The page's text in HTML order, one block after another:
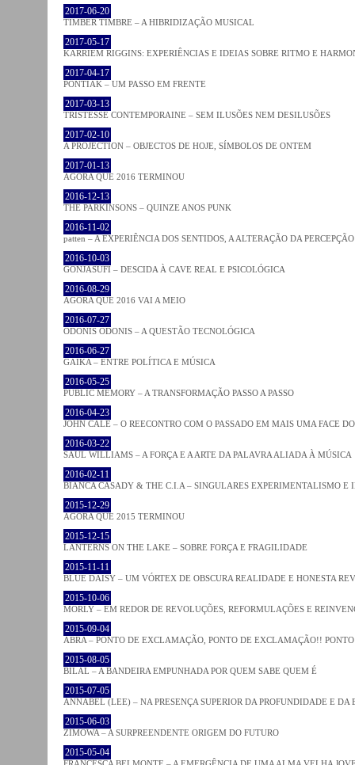
2017-06-20
TIMBER TIMBRE – A HIBRIDIZAÇÃO MUSICAL
2017-05-17
KARRIEM RIGGINS: EXPERIÊNCIAS E IDEIAS SOBRE RITMO E
2017-04-17
PONTIAK – UM PASSO EM FRENTE
2017-03-13
TRISTESSE CONTEMPORAINE – SEM ILUSÕES NEM DESILUSÕES
2017-02-10
A PROJECTION – OBJECTOS DE HOJE, SÍMBOLOS DE ONTEM
2017-01-13
AGORA QUE 2016 TERMINOU
2016-12-13
THE PARKINSONS – QUINZE ANOS PUNK
2016-11-02
patten – A EXPERIÊNCIA DOS SENTIDOS, A ALTERAÇÃO DA PERCEPÇÃO
2016-10-03
GONJASUFI – DESCIDA À CAVE REAL E PSICOLÓGICA
2016-08-29
AGORA QUE 2016 VAI A MEIO
2016-07-27
ODONIS ODONIS – A QUESTÃO TECNOLÓGICA
2016-06-27
GAIKA – ENTRE POLÍTICA E MÚSICA
2016-05-25
PUBLIC MEMORY – A TRANSFORMAÇÃO PASSO A PASSO
2016-04-23
JOHN CALE – O REECONTRO COM O PASSADO EM MAIS UMA FACE
2016-03-22
SAUL WILLIAMS – A FORÇA E A ARTE DA PALAVRA ALIADA À MÚSICA
2016-02-11
BIANCA CASADY & THE C.I.A – SINGULARES EXPERIMENTALISMO E
2015-12-29
AGORA QUE 2015 TERMINOU
2015-12-15
LANTERNS ON THE LAKE – SOBRE FORÇA E FRAGILIDADE
2015-11-11
BLUE DAISY – UM VÓRTEX DE OBSCURA REALIDADE E HONESTA
2015-10-06
MORLY – EM REDOR DE REVOLUÇÕES, REFORMULAÇÕES E
2015-09-04
ABRA – PONTO DE EXCLAMAÇÃO, PONTO DE EXCLAMAÇÃO!!
2015-08-05
BILAL – A BANDEIRA EMPUNHADA POR QUEM SABE QUEM É
2015-07-05
ANNABEL (LEE) – NA PRESENÇA SUPERIOR DA PROFUNDIDADE E DA
2015-06-03
ZIMOWA – A SURPREENDENTE ORIGEM DO FUTURO
2015-05-04